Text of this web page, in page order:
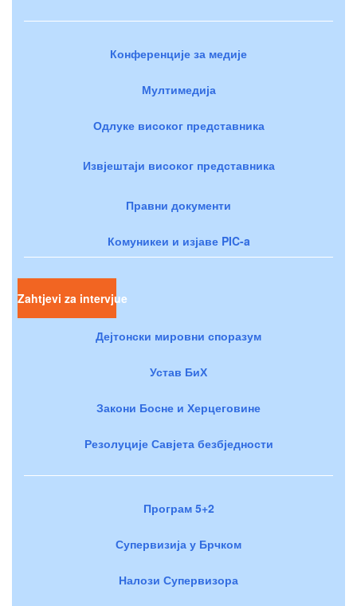
Конференције за медије
Мултимедија
Одлуке високог представника
Извјештаји високог представника
Правни документи
Комуникеи и изјаве PIC-a
Zahtjevi za intervjue
Дејтонски мировни споразум
Устав БиХ
Закони Босне и Херцеговине
Резолуције Савјета безбједности
Програм 5+2
Супервизија у Брчком
Налози Супервизора